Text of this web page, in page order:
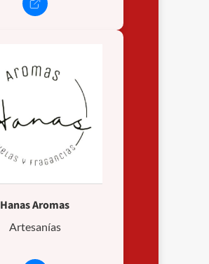
Hanas Aromas
Artesanías